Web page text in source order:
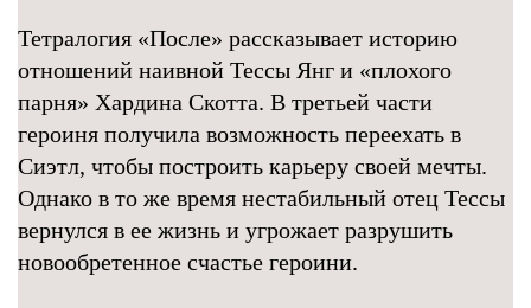
Тетралогия «После» рассказывает историю
отношений наивной Тессы Янг и «плохого
парня» Хардина Скотта. В третьей части
героиня получила возможность переехать в
Сиэтл, чтобы построить карьеру своей мечты.
Однако в то же время нестабильный отец Тессы
вернулся в ее жизнь и угрожает разрушить
новообретенное счастье героини.